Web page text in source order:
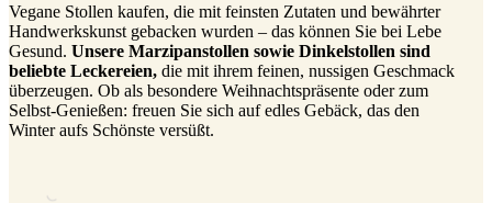
Vegane Stollen kaufen, die mit feinsten Zutaten und bewährter
Handwerkskunst gebacken wurden – das können Sie bei Lebe
Gesund. Unsere Marzipanstollen sowie Dinkelstollen sind
beliebte Leckereien, die mit ihrem feinen, nussigen Geschmack
überzeugen. Ob als besondere Weihnachtspräsente oder zum
Selbst-Genießen: freuen Sie sich auf edles Gebäck, das den
Winter aufs Schönste versüßt.